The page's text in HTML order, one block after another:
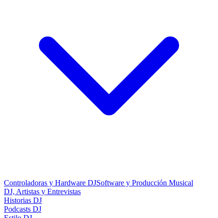
Controladoras y Hardware DJSoftware y Producción Musical
DJ, Artistas y Entrevistas
Historias DJ
Podcasts DJ